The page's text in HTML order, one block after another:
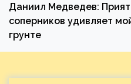
Даниил Медведев:
соперников удивляет
грунте